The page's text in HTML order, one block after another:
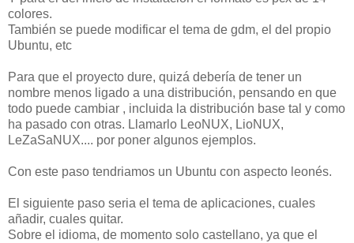
colores.
También se puede modificar el tema de gdm, el del propio
Ubuntu, etc
Para que el proyecto dure, quizá debería de tener un
nombre menos ligado a una distribución, pensando en que
todo puede cambiar , incluida la distribución base tal y como
ha pasado con otras. Llamarlo LeoNUX, LioNUX,
LeZaSaNUX.... por poner algunos ejemplos.
Con este paso tendriamos un Ubuntu con aspecto leonés.
El siguiente paso seria el tema de aplicaciones, cuales
añadir, cuales quitar.
Sobre el idioma, de momento solo castellano, ya que el